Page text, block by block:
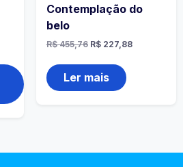
Contemplação do
belo
R$455,76 R$227,88
Ler mais